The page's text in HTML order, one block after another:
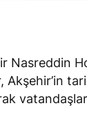
Nasreddin
Akşehir’in